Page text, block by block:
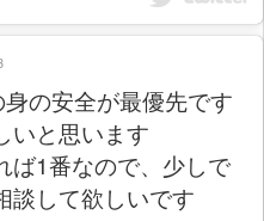
の安全が最優先です
いと思います
ば1番なので、少しで
談して欲しいです